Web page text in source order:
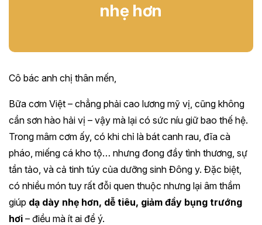
nhẹ hơn
Cô bác anh chị thân mến,
Bữa cơm Việt – chẳng phải cao lương mỹ vị, cũng không
cần sơn hào hải vị – vậy mà lại có sức níu giữ bao thế hệ.
Trong mâm cơm ấy, có khi chỉ là bát canh rau, đĩa cà
pháo, miếng cá kho tộ… nhưng đong đầy tình thương, sự
tần tảo, và cả tinh túy của dưỡng sinh Đông y. Đặc biệt,
có nhiều món tuy rất đỗi quen thuộc nhưng lại âm thầm
giúp dạ dày nhẹ hơn, dễ tiêu, giảm đầy bụng trướng
hơi – điều mà ít ai để ý.